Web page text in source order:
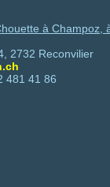
à Champoz,
2732 Reconvilier
481 41 86